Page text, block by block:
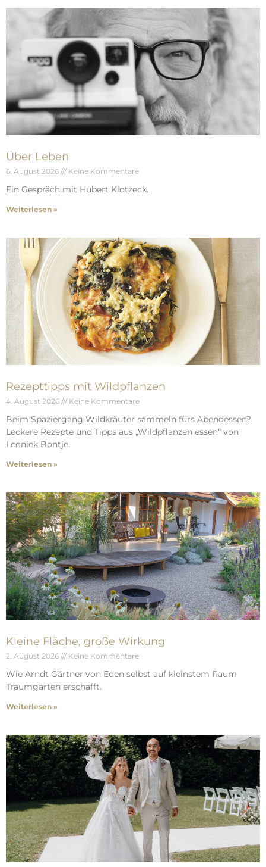
Über Leben
6. August 2026 Keine Kommentare
Ein Gespräch mit Hubert Klotzeck.
Weiterlesen »
Rezepttipps mit Wildpflanzen
4. August 2026 Keine Kommentare
Beim Spaziergang Wildkräuter sammeln fürs Abendessen?
Leckere Rezepte und Tipps aus „Wildpflanzen essen“ von
Leoniek Bontje.
Weiterlesen »
Kleine Fläche, große Wirkung
2. August 2026 Keine Kommentare
Wie Arndt Gärtner von Eden selbst auf kleinstem Raum
Traumgärten erschafft.
Weiterlesen »